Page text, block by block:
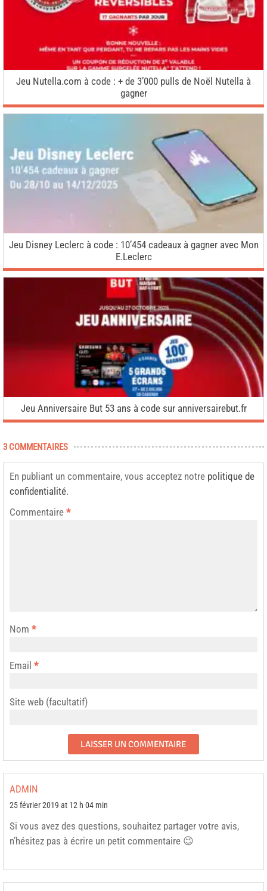
Jeu Nutella.com à code : + de 3’000 pulls de Noël Nutella à
gagner
Jeu Disney Leclerc à code : 10’454 cadeaux à gagner avec Mon
E.Leclerc
Jeu Anniversaire But 53 ans à code sur anniversairebut.fr
3 COMMENTAIRES
En publiant un commentaire, vous acceptez notre politique de
confidentialité.
Commentaire *
Nom *
Email *
Site web (facultatif)
ADMIN
25 février 2019 at 12 h 04 min
Si vous avez des questions, souhaitez partager votre avis,
n’hésitez pas à écrire un petit commentaire 😉